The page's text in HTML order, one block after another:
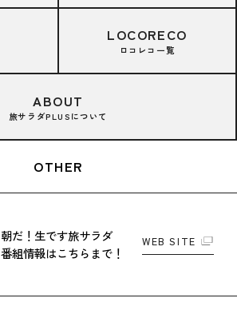
LOCORECO
ロコレコ一覧
ABOUT
旅サラダPLUSについて
OTHER
朝だ！生です旅サラダ
番組情報はこちらまで！
WEB SITE